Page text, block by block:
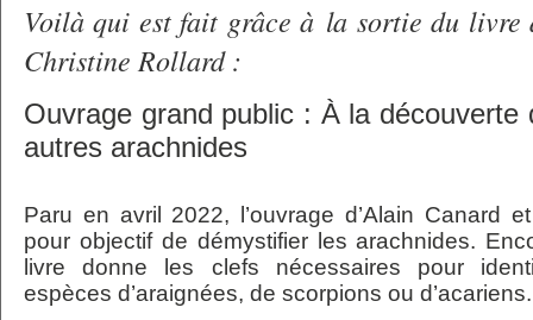
Voilà qui est fait grâce à la sortie du livre
Christine Rollard :
Ouvrage grand public : À la découverte
autres arachnides
Paru en avril 2022, l’ouvrage d’Alain Canard
pour objectif de démystifier les arachnides.
livre donne les clefs nécessaires pour
espèces d’araignées, de scorpions ou d’acariens.